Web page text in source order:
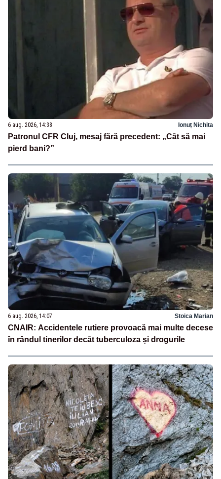
6 aug. 2026, 14:38 Ionuț Nichita
Patronul CFR Cluj, mesaj fără precedent: „Cât să mai
pierd bani?”
6 aug. 2026, 14:07 Stoica Marian
CNAIR: Accidentele rutiere provoacă mai multe decese
în rândul tinerilor decât tuberculoza și drogurile